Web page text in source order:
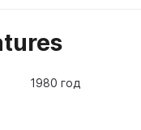
1980 год